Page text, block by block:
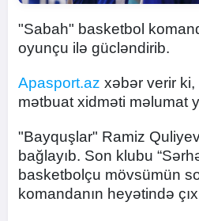
"Sabah" basketbol
oyunçu ilə gücləndirib.
Apasport.az xəbər verir
mətbuat xidməti məlumat
"Bayquşlar" Ramiz
bağlayıb. Son klubu
basketbolçu mövsümün
komandanın heyətində